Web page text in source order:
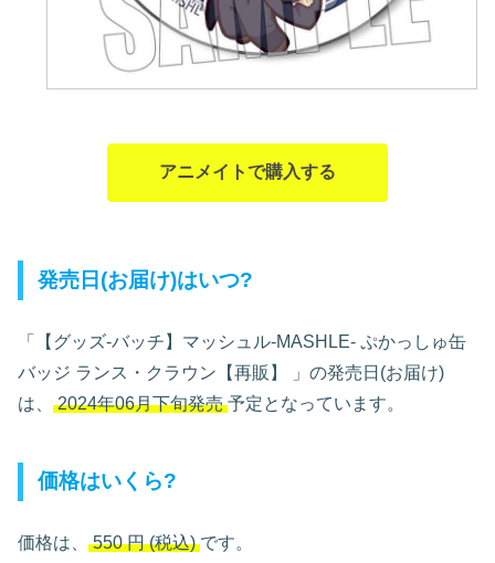
アニメイトで購入する
発売日(お届け)はいつ?
「【グッズ-バッチ】マッシュル-MASHLE- ぷかっしゅ缶
バッジ ランス・クラウン【再販】
」の発売日(お届け)
は、 2024年06月下旬発売 予定となっています。
価格はいくら?
価格は、 550円(税込) です。